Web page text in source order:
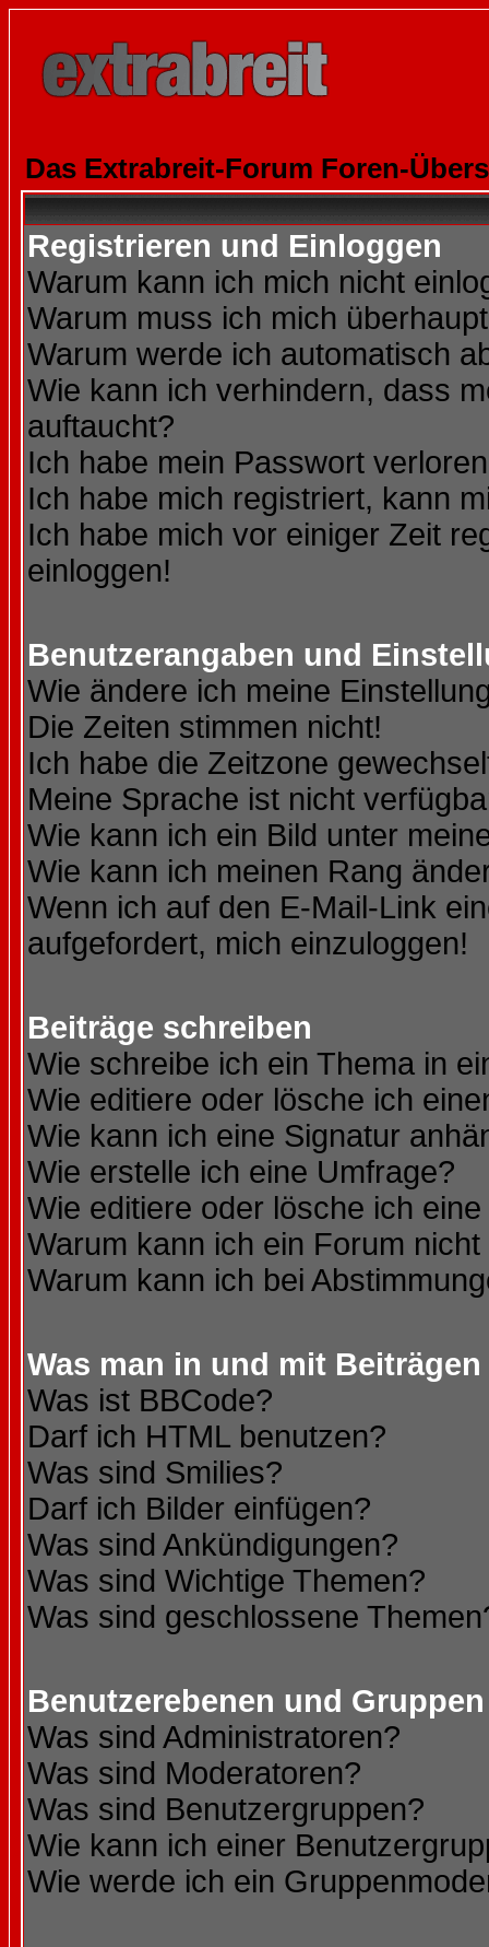
Das Extrabreit-Forum Foren-
Registrieren und Einloggen
Warum kann ich mich nicht
Warum muss ich mich
Warum werde ich automatisch
Wie kann ich verhindern, dass
auftaucht?
Ich habe mein Passwort
Ich habe mich registriert, kann
Ich habe mich vor einiger Zeit
einloggen!
Benutzerangaben und
Wie ändere ich meine
Die Zeiten stimmen nicht!
Ich habe die Zeitzone
Meine Sprache ist nicht
Wie kann ich ein Bild unter
Wie kann ich meinen Rang
Wenn ich auf den E-Mail-Link
aufgefordert, mich einzuloggen!
Beiträge schreiben
Wie schreibe ich ein Thema in
Wie editiere oder lösche ich
Wie kann ich eine Signatur
Wie erstelle ich eine Umfrage?
Wie editiere oder lösche ich
Warum kann ich ein Forum
Warum kann ich bei
Was man in und mit
Was ist BBCode?
Darf ich HTML benutzen?
Was sind Smilies?
Darf ich Bilder einfügen?
Was sind Ankündigungen?
Was sind Wichtige Themen?
Was sind geschlossene
Benutzerebenen und Gruppen
Was sind Administratoren?
Was sind Moderatoren?
Was sind Benutzergruppen?
Wie kann ich einer
Wie werde ich ein